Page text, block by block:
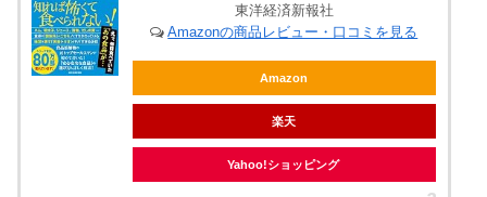
東洋経済新報社
Amazonの商品レビュー・口コミを見る
Amazon
楽天
Yahoo!ショッピング